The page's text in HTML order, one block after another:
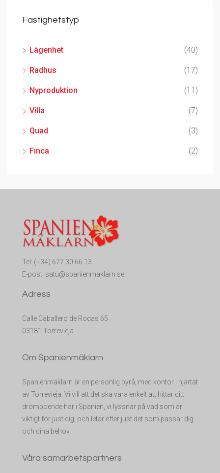
Fastighetstyp
Lägenhet (40)
Radhus (17)
Nyproduktion (11)
Villa (7)
Quad (3)
Finca (2)
Tel: (+34) 677 30 66 13
E-post: satu@spanienmaklarn.se
Adress
Calle Caballero de Rodas 65
03181 Torrevieja
Om Spanienmäklarn
Spanienmäklarn är en personlig byrå, med kontor i hjärtat
av Torrevieja. Vi vill att det ska vara enkelt att hittar ditt
drömboende här i Spanien, vi lyssnar på vad som är
viktigt för just dig, och letar efter just det som passar dig
och dina behov.
Våra samarbetspartners